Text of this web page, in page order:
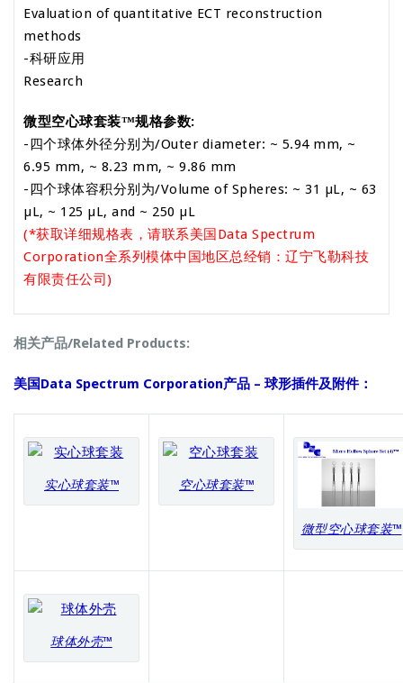
Evaluation of quantitative ECT reconstruction
methods
-科研应用
Research
微型空心球套装™规格参数:
-四个球体外径分别为/Outer diameter: ~ 5.94 mm, ~
6.95 mm, ~ 8.23 mm, ~ 9.86 mm
-四个球体容积分别为/Volume of Spheres: ~ 31 µL, ~ 63
µL, ~ 125 µL, and ~ 250 µL
(*获取详细规格表，请联系美国Data Spectrum
Corporation全系列模体中国地区总经销：辽宁飞勒科技
有限责任公司)
相关产品/Related Products:
美国Data Spectrum Corporation产品 – 球形插件及附件：
实心球套装™ 空心球套装™
微型空心球套装™
球体外壳™